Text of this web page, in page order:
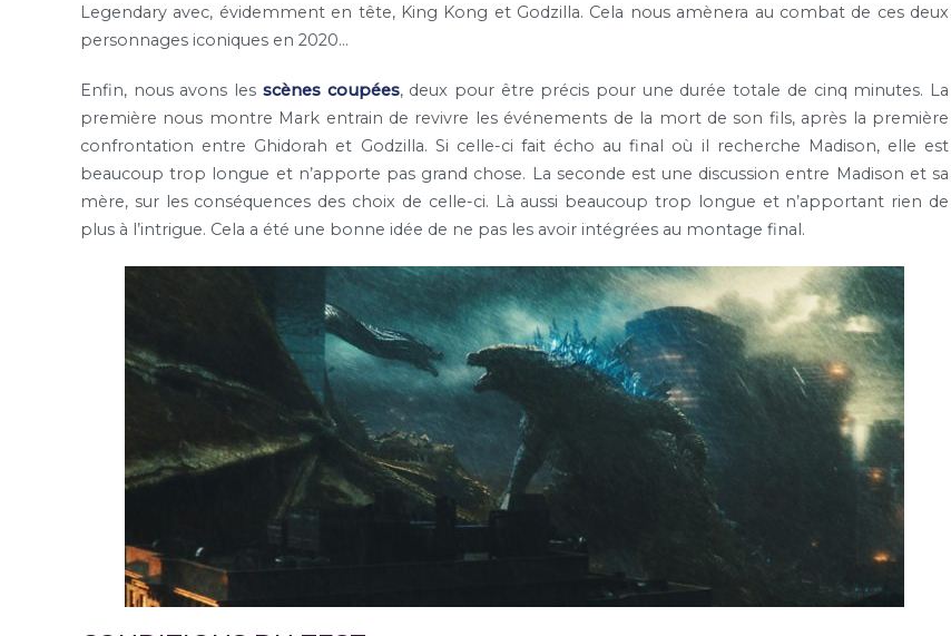
Legendary avec, évidemment en tête, King Kong et Godzilla. Cela nous amènera au combat de ces deux
personnages iconiques en 2020…
Enfin, nous avons les scènes coupées, deux pour être précis pour une durée totale de cinq minutes. La
première nous montre Mark entrain de revivre les événements de la mort de son fils, après la première
confrontation entre Ghidorah et Godzilla. Si celle-ci fait écho au final où il recherche Madison, elle est
beaucoup trop longue et n’apporte pas grand chose. La seconde est une discussion entre Madison et sa
mère, sur les conséquences des choix de celle-ci. Là aussi beaucoup trop longue et n’apportant rien de
plus à l’intrigue. Cela a été une bonne idée de ne pas les avoir intégrées au montage final.